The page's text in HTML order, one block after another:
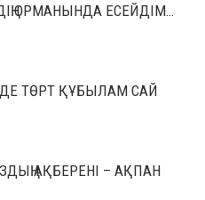
ОРМАНЫНДА ЕСЕЙДІМ…
ТӨРТ ҚҰБЫЛАМ САЙ
АҚБЕРЕНІ – АҚПАН